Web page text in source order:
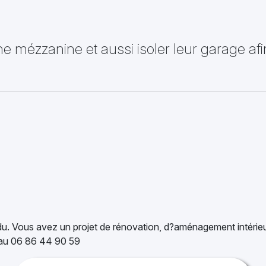
mézzanine et aussi isoler leur garage
Vous avez un projet de rénovation, d?aménagement
06 86 44 90 59